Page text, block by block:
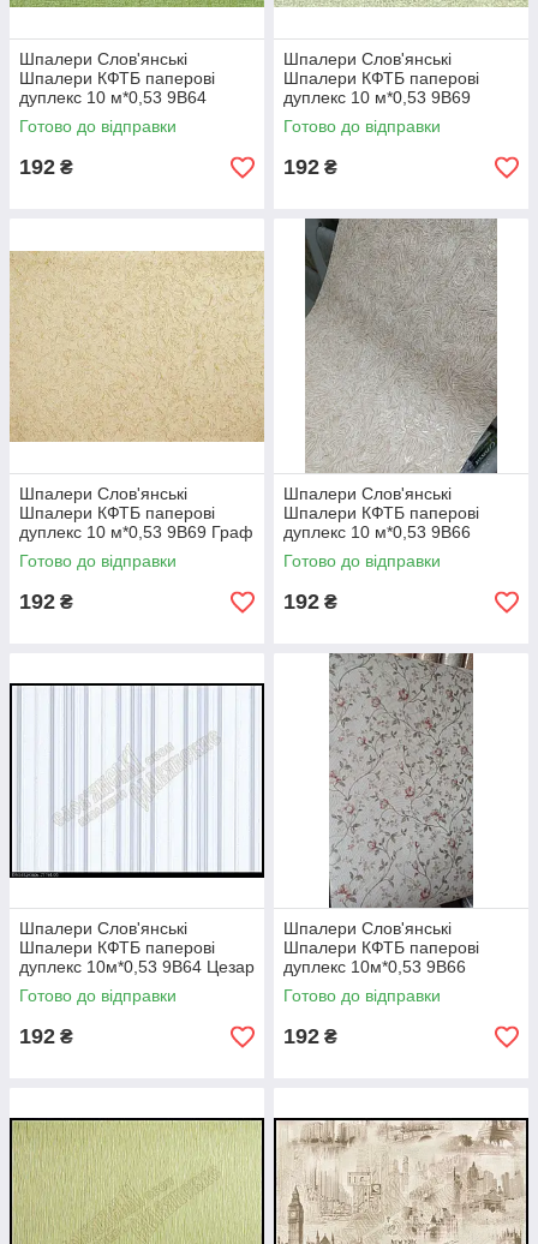
Шпалери Слов'янські
Шпалери КФТБ паперові
дуплекс 10 м*0,53 9В64
Прайм 5059-04
Готово до відправки
192 ₴
Шпалери Слов'янські
Шпалери КФТБ паперові
дуплекс 10 м*0,53 9В69
Джинс 4032-04
Готово до відправки
192 ₴
Шпалери Слов'янські
Шпалери КФТБ паперові
дуплекс 10 м*0,53 9В69 Граф
0321-06
Готово до відправки
192 ₴
Шпалери Слов'янські
Шпалери КФТБ паперові
дуплекс 10 м*0,53 9В66
Шанс2 5173-05
Готово до відправки
192 ₴
Шпалери Слов'янські
Шпалери КФТБ паперові
дуплекс 10м*0,53 9В64 Цезар
2 5194-06
Готово до відправки
192 ₴
Шпалери Слов'янські
Шпалери КФТБ паперові
дуплекс 10м*0,53 9В66
Примха 6301-01
Готово до відправки
192 ₴